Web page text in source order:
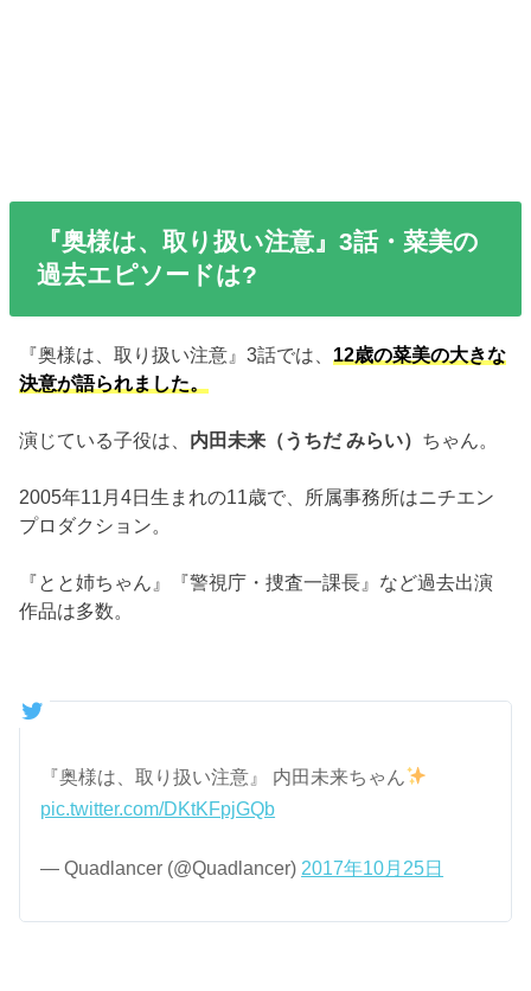
『奥様は、取り扱い注意』3話・菜美の
過去エピソードは?
『奥様は、取り扱い注意』3話では、 12歳の菜美の大きな
決意が語られました。
演じている子役は、 内田未来（うちだ みらい） ちゃん。
2005年11月4日生まれの11歳で、所属事務所はニチエン
プロダクション。
『とと姉ちゃん』『警視庁・捜査一課長』など過去出演
作品は多数。
『奥様は、取り扱い注意』 内田未来ちゃん
pic.twitter.com/DKtKFpjGQb
— Quadlancer (@Quadlancer) 2017年10月25日